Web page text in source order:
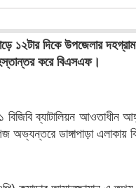
১২টার দিকে উপজেলার
করে বিএসএফ।
ব্যাটালিয়ন আওতাধীন
অভ্যন্তরে ডাঙ্গাপাড়া এলাকায়